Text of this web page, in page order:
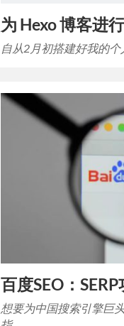
为 Hexo 博客进
自从2月初搭建好我的
百度SEO：
想要为中国搜索引擎巨